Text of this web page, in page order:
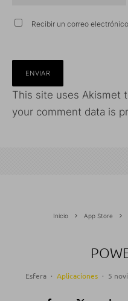
Recibir un correo
This site uses Akismet
your comment data is
Inicio App Store
Esfera · Aplicaciones · 5